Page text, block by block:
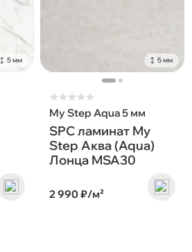
5 мм 5 мм
★★★★★
My Step Aqua 5 мм
SPC ламинат My
Step Аква (Aqua)
Лонца MSA30
2 990 ₽/м²